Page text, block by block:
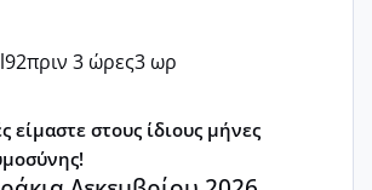
πριν 3 ώρες3 ωρ
2026
είμαστε στους ίδιους μήνες